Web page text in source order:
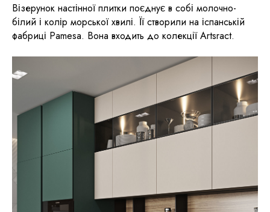
Візерунок настінної плитки поєднує в собі молочно-
білий і колір морської хвилі. Її створили на іспанській
фабриці Pamesa. Вона входить до колекції Artsract.